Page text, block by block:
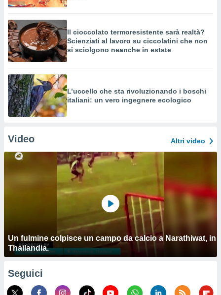
Il cioccolato termoresistente sarà realtà?
Scienziati al lavoro su ciccolatini che non
si sciolgono neanche in estate
L’uccello che sta rivoluzionando i boschi
italiani: un vero ingegnere ecologico
Video Altri video
Un fulmine colpisce un campo da calcio a Narathiwat, in
Thailandia.
Seguici